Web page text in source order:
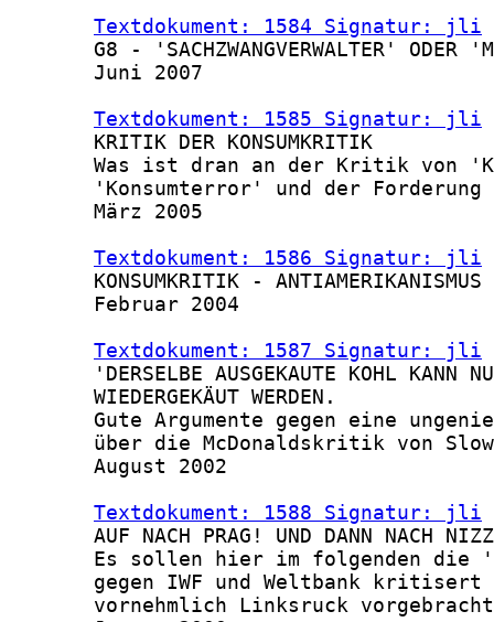
Textdokument: 1584 Signatur: jli
G8 - 'SACHZWANGVERWALTER' ODER
       Juni 2007
Textdokument: 1585 Signatur: jli
       KRITIK DER KONSUMKRITIK
Was ist dran an der Kritik von
'Konsumterror' und der
       März 2005
Textdokument: 1586 Signatur: jli
KONSUMKRITIK -
       Februar 2004
Textdokument: 1587 Signatur: jli
'DERSELBE AUSGEKAUTE KOHL KANN
       WIEDERGEKÄUT WERDEN.
Gute Argumente gegen eine
über die McDonaldskritik von
       August 2002
Textdokument: 1588 Signatur: jli
AUF NACH PRAG! UND DANN NACH
Es sollen hier im folgenden die
gegen IWF und Weltbank kritisert
vornehmlich Linksruck